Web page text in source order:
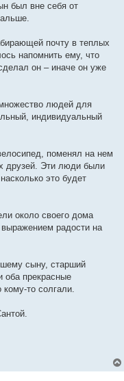
был вне себя от
почту в теплых
напомнить ему, что
он – иначе он уже
людей для
индивидуальный
поменял на нем
друзей. Эти люди были
это будет
около своего дома
выражением радости на
сыну, старший
оба прекрасные
кому-то солгали.